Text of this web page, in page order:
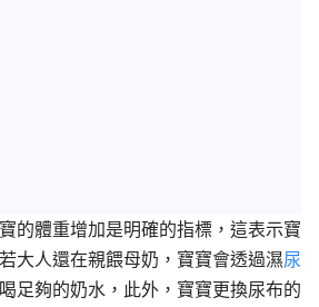
的體重增加是明確的指標，這表示寶
大人還在親餵母奶，寶寶會透過濕尿
足夠的奶水，此外，寶寶更換尿布的